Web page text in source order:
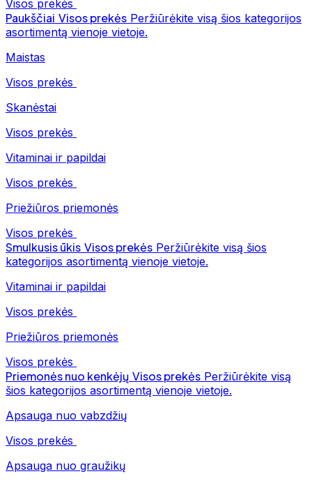
Visos prekės
Paukščiai Visos prekės Peržiūrėkite visą šios kategorijos
asortimentą vienoje vietoje.
Maistas
Visos prekės
Skanėstai
Visos prekės
Vitaminai ir papildai
Visos prekės
Priežiūros priemonės
Visos prekės
Smulkusis ūkis Visos prekės Peržiūrėkite visą šios
kategorijos asortimentą vienoje vietoje.
Vitaminai ir papildai
Visos prekės
Priežiūros priemonės
Visos prekės
Priemonės nuo kenkėjų Visos prekės Peržiūrėkite visą
šios kategorijos asortimentą vienoje vietoje.
Apsauga nuo vabzdžių
Visos prekės
Apsauga nuo graužikų